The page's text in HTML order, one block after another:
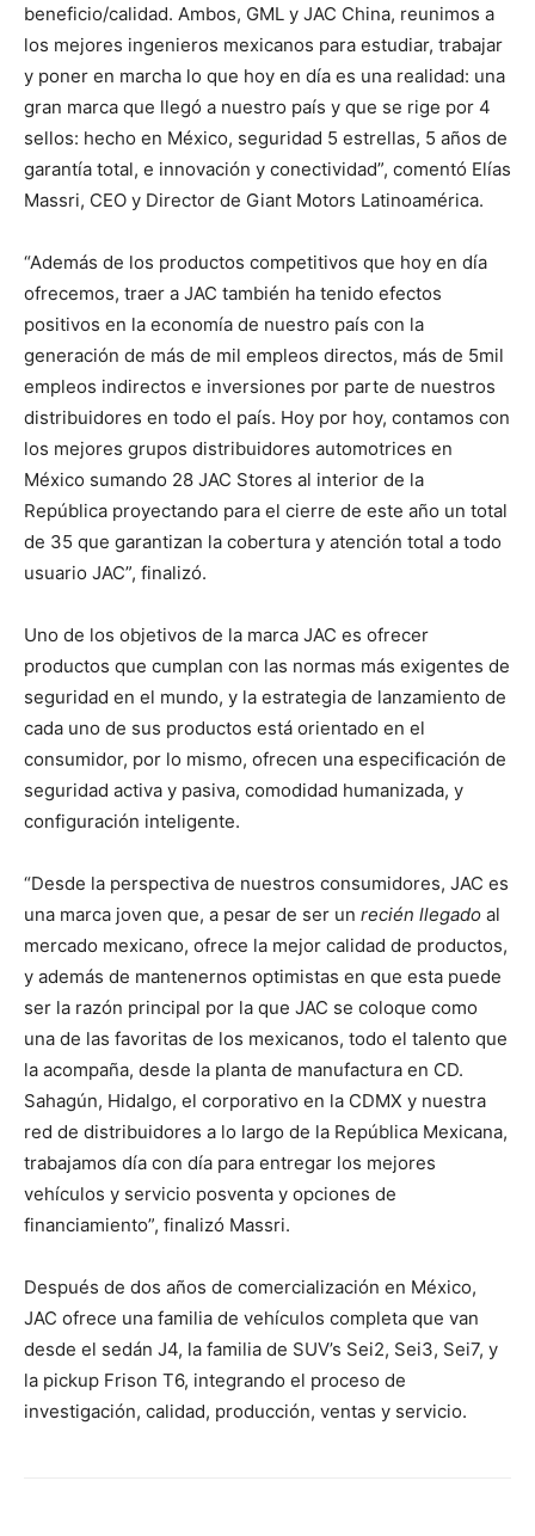
beneficio/calidad. Ambos, GML y JAC China, reunimos a
los mejores ingenieros mexicanos para estudiar, trabajar
y poner en marcha lo que hoy en día es una realidad: una
gran marca que llegó a nuestro país y que se rige por 4
sellos: hecho en México, seguridad 5 estrellas, 5 años de
garantía total, e innovación y conectividad”, comentó Elías
Massri, CEO y Director de Giant Motors Latinoamérica.
“Además de los productos competitivos que hoy en día
ofrecemos, traer a JAC también ha tenido efectos
positivos en la economía de nuestro país con la
generación de más de mil empleos directos, más de 5mil
empleos indirectos e inversiones por parte de nuestros
distribuidores en todo el país. Hoy por hoy, contamos con
los mejores grupos distribuidores automotrices en
México sumando 28 JAC Stores al interior de la
República proyectando para el cierre de este año un total
de 35 que garantizan la cobertura y atención total a todo
usuario JAC”, finalizó.
Uno de los objetivos de la marca JAC es ofrecer
productos que cumplan con las normas más exigentes de
seguridad en el mundo, y la estrategia de lanzamiento de
cada uno de sus productos está orientado en el
consumidor, por lo mismo, ofrecen una especificación de
seguridad activa y pasiva, comodidad humanizada, y
configuración inteligente.
“Desde la perspectiva de nuestros consumidores, JAC es
una marca joven que, a pesar de ser un recién llegado al
mercado mexicano, ofrece la mejor calidad de productos,
y además de mantenernos optimistas en que esta puede
ser la razón principal por la que JAC se coloque como
una de las favoritas de los mexicanos, todo el talento que
la acompaña, desde la planta de manufactura en CD.
Sahagún, Hidalgo, el corporativo en la CDMX y nuestra
red de distribuidores a lo largo de la República Mexicana,
trabajamos día con día para entregar los mejores
vehículos y servicio posventa y opciones de
financiamiento”, finalizó Massri.
Después de dos años de comercialización en México,
JAC ofrece una familia de vehículos completa que van
desde el sedán J4, la familia de SUV’s Sei2, Sei3, Sei7, y
la pickup Frison T6, integrando el proceso de
investigación, calidad, producción, ventas y servicio.